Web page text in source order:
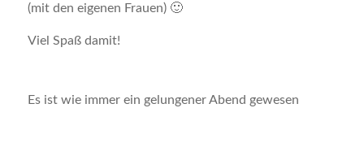
(mit den eigenen Frauen) 🙂
Viel Spaß damit!
Es ist wie immer ein gelungener Abend gewesen